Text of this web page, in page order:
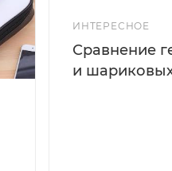
ИНТЕРЕСНОЕ
Сравнение
и